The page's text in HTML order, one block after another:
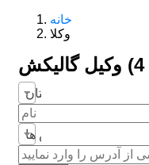
خانه
وکلا
گلستان
در هـمه تخصص ها